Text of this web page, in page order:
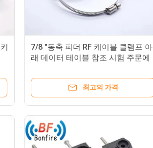
7/8 "동축 피더 RF 케이블 클램프 아
래 데이터 테이블 참조 시험 주문에
최고의 가격